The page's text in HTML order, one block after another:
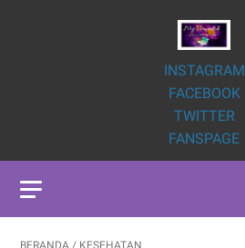
INSTAGRAM
FACEBOOK
TWITTER
FANSPAGE
BERANDA / KESEHATAN